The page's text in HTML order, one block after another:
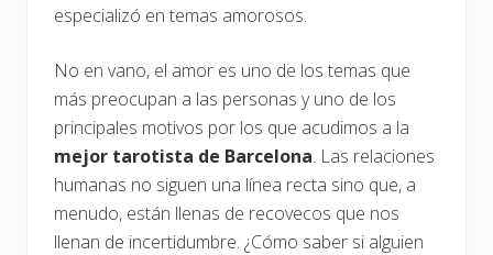
especializó en temas amorosos.
No en vano, el amor es uno de los temas que
más preocupan a las personas y uno de los
principales motivos por los que acudimos a la
mejor tarotista de Barcelona. Las relaciones
humanas no siguen una línea recta sino que, a
menudo, están llenas de recovecos que nos
llenan de incertidumbre. ¿Cómo saber si alguien